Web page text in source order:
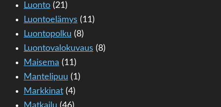
Luonto (21)
Luontoelämys (11)
Luontopolku (8)
Luontovalokuvaus (8)
Maisema (11)
Mantelipuu (1)
Markkinat (4)